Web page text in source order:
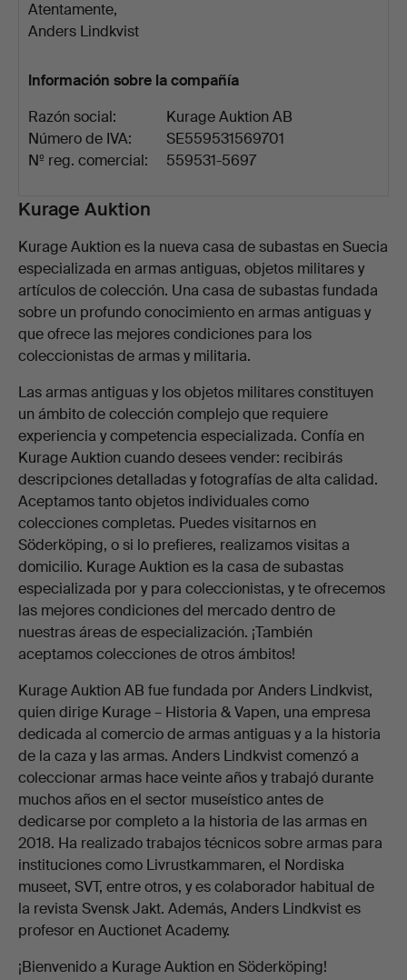
Atentamente,
Anders Lindkvist
Información sobre la compañía
Razón social:
Kurage Auktion AB
Número de IVA:
SE559531569701
Nº reg. comercial:
559531-5697
Descripción
Kurage Auktion
Kurage Auktion es la nueva casa de subastas en Suecia
especializada en armas antiguas, objetos militares y
artículos de colección. Una casa de subastas fundada
sobre un profundo conocimiento en armas antiguas y
que ofrece las mejores condiciones para los
coleccionistas de armas y militaria.
Las armas antiguas y los objetos militares constituyen
un ámbito de colección complejo que requiere
experiencia y competencia especializada. Confía en
Kurage Auktion cuando desees vender: recibirás
descripciones detalladas y fotografías de alta calidad.
Aceptamos tanto objetos individuales como
colecciones completas. Puedes visitarnos en
Söderköping, o si lo prefieres, realizamos visitas a
domicilio. Kurage Auktion es la casa de subastas
especializada por y para coleccionistas, y te ofrecemos
las mejores condiciones del mercado dentro de
nuestras áreas de especialización. ¡También
aceptamos colecciones de otros ámbitos!
Kurage Auktion AB fue fundada por Anders Lindkvist,
quien dirige Kurage – Historia & Vapen, una empresa
dedicada al comercio de armas antiguas y a la historia
de la caza y las armas. Anders Lindkvist comenzó a
coleccionar armas hace veinte años y trabajó durante
muchos años en el sector museístico antes de
dedicarse por completo a la historia de las armas en
2018. Ha realizado trabajos técnicos sobre armas para
instituciones como Livrustkammaren, el Nordiska
museet, SVT, entre otros, y es colaborador habitual de
la revista Svensk Jakt. Además, Anders Lindkvist es
profesor en Auctionet Academy.
¡Bienvenido a Kurage Auktion en Söderköping!